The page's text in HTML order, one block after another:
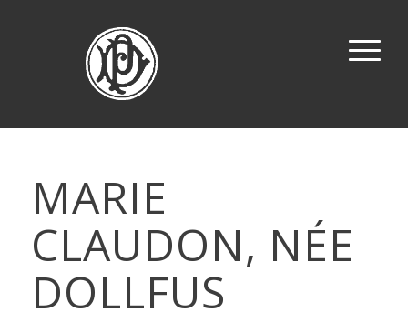
MARIE
CLAUDON, NÉE
DOLLFUS